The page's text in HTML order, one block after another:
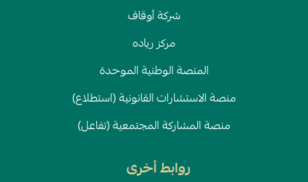
شركة أوقاف
مركز رياده
المنصة الوطنية الموحدة
منصة الاستشارات القانونية (استطلاع)
منصة المشاركة المجتمعية (تفاعل)
روابط أخرى